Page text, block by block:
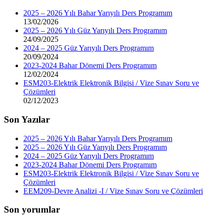
2025 – 2026 Yılı Bahar Yarıyılı Ders Programım
13/02/2026
2025 – 2026 Yılı Güz Yarıyılı Ders Programım
24/09/2025
2024 – 2025 Güz Yarıyılı Ders Programım
20/09/2024
2023-2024 Bahar Dönemi Ders Programım
12/02/2024
ESM203-Elektrik Elektronik Bilgisi / Vize Sınav Soru ve
Çözümleri
02/12/2023
Son Yazılar
2025 – 2026 Yılı Bahar Yarıyılı Ders Programım
2025 – 2026 Yılı Güz Yarıyılı Ders Programım
2024 – 2025 Güz Yarıyılı Ders Programım
2023-2024 Bahar Dönemi Ders Programım
ESM203-Elektrik Elektronik Bilgisi / Vize Sınav Soru ve
Çözümleri
EEM209-Devre Analizi -I / Vize Sınav Soru ve Çözümleri
Son yorumlar